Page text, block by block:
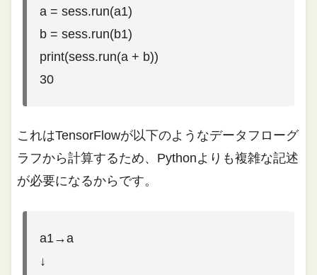
a = sess.run(a1)
b = sess.run(b1)
print(sess.run(a + b))
30
これはTensorFlowが以下のようなデータフローグ
ラフから計算するため、Pythonよりも複雑な記述
が必要になるからです。
a1→a
↓